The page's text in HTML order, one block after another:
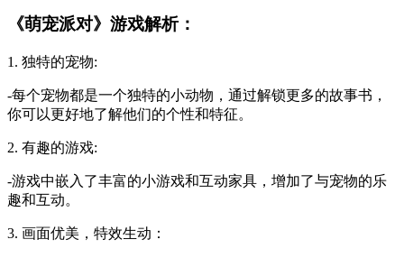
《萌宠派对》游戏解析：
1. 独特的宠物:
-每个宠物都是一个独特的小动物，通过解锁更多的故事书，
你可以更好地了解他们的个性和特征。
2. 有趣的游戏:
-游戏中嵌入了丰富的小游戏和互动家具，增加了与宠物的乐
趣和互动。
3. 画面优美，特效生动：